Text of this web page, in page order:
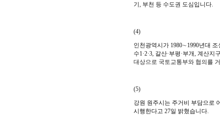
기, 부천 등 수도권 도심입니다.
(4)
인천광역시가 1980∼1990년대
수1·2·3, 갈산·부평·부개, 계산
대상으로 국토교통부와 협의를
(5)
강원 원주시는 주거비 부담으로
시행한다고 27일 밝혔습니다.